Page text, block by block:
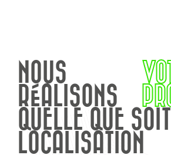
NOUS
RÉALISONS
QUELLE QUE
LOCALISATION